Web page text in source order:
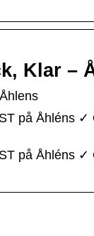
Klar –
på Åhléns
på Åhléns